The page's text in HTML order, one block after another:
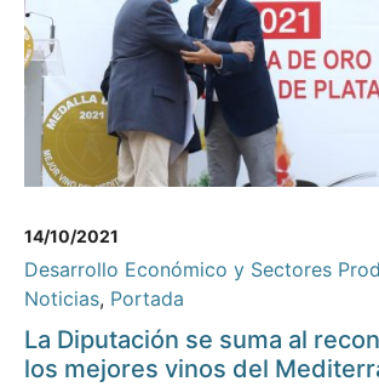
14/10/2021
Desarrollo Económico y Sectores
Noticias, Portada
La Diputación se suma al
los mejores vinos del